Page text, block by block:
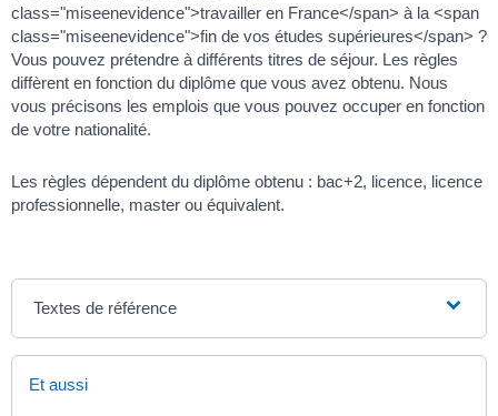
class="miseenevidence">travailler en France</span> à la <span
class="miseenevidence">fin de vos études supérieures</span> ?
Vous pouvez prétendre à différents titres de séjour. Les règles
diffèrent en fonction du diplôme que vous avez obtenu. Nous
vous précisons les emplois que vous pouvez occuper en fonction
de votre nationalité.
Les règles dépendent du diplôme obtenu : bac+2, licence, licence
professionnelle, master ou équivalent.
Textes de référence
Et aussi